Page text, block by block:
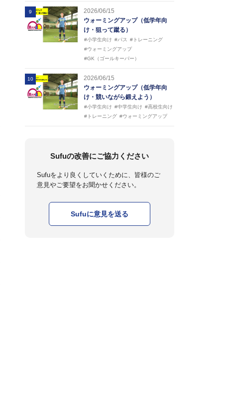
9
2026/06/15
ウォーミングアップ（低学年向
け・狙って蹴る）
#小学生向け #パス
#トレーニング
#ウォーミングアップ
#GK（ゴールキーパー）
10
2026/06/15
ウォーミングアップ（低学年向
け・競いながら鍛えよう）
#小学生向け #中学生向け #高校生向け
#トレーニング #ウォーミングアップ
Sufuの改善にご協力ください
Sufuをより良くしていくために、皆様のご
意見やご要望をお聞かせください。
Sufuに意見を送る